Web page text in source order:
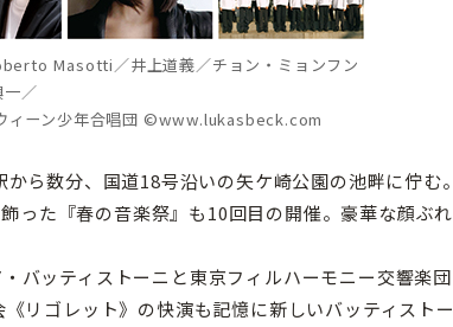
Masotti／井上道義／チョン・ミョンフン
／
ーン少年合唱団 ©www.lukasbeck.com
ら数分、国道18号沿いの矢ケ崎公園の池畔に佇む。
った『春の音楽祭』も10回目の開催。豪華な顔ぶれ
バッティストーニと東京フィルハーモニー交響楽団
リゴレット》の快演も記憶に新しいバッティストー